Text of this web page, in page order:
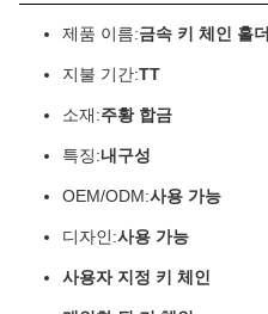
제품 이름:금속 키 체인 홀더
지불 기간:TT
소재:주황 합금
특징:내구성
OEM/ODM:사용 가능
디자인:사용 가능
사용자 지정 키 체인